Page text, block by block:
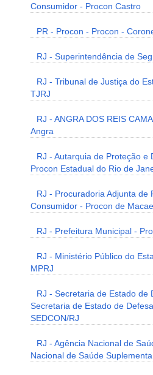
Consumidor - Procon Castro
PR - Procon - Procon -
RJ - Superintendência de
RJ - Tribunal de Justiça do
TJRJ
RJ - ANGRA DOS REIS
Angra
RJ - Autarquia de Proteção e
Procon Estadual do Rio de
RJ - Procuradoria Adjunta de
Consumidor - Procon de Macae
RJ - Prefeitura Municipal -
RJ - Ministério Público do
MPRJ
RJ - Secretaria de Estado de
Secretaria de Estado de
SEDCON/RJ
RJ - Agência Nacional de
Nacional de Saúde